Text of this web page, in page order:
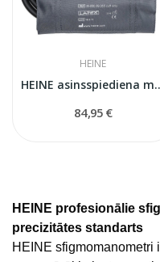
HEINE
HEINE
84,95 €
HEINE profesionālie
precizitātes standarts
HEINE